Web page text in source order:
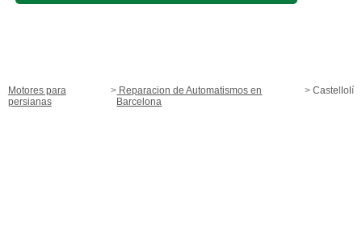
Motores para
persianas
Reparacion de Automatismos en
Barcelona
Castellolí